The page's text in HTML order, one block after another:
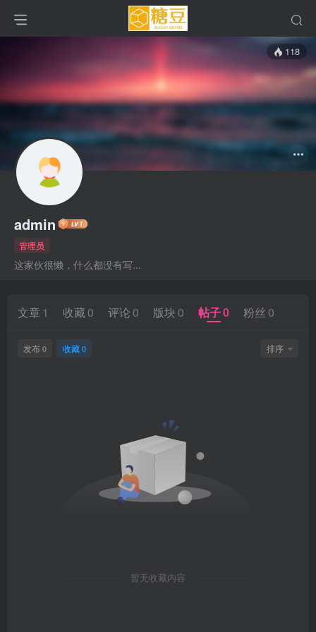
118
admin
管理员
这家伙很懒，什么都没有写...
文章 1 收藏 0 评论 0 版块 0 帖子0 粉丝 0
发布 0 收藏 0 排序
暂无收藏内容